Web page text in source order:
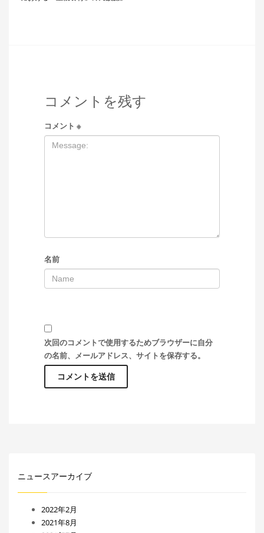
コメントを残す
コメント ※
名前
次回のコメントで使用するためブラウザーに自分
の名前、メールアドレス、サイトを保存する。
ニュースアーカイブ
2022年2月
2021年8月